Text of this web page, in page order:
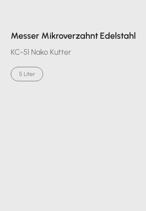
Messer Mikroverzahnt Edelstahl
KC-5l Nako Kutter
5 Liter